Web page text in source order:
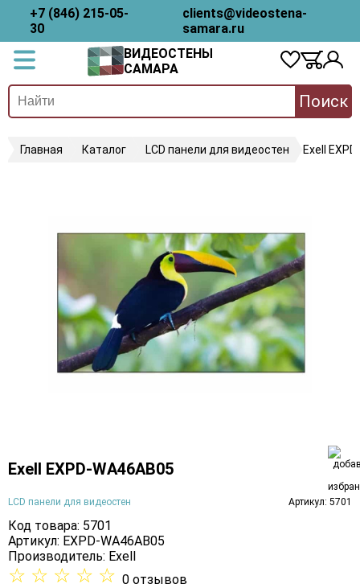
+7 (846) 215-05-
30
clients@videostena-
samara.ru
ВИДЕОСТЕНЫ
САМАРА
Поиск
Главная Каталог LCD панели для видеостен Exell
Exell EXPD-WA46AB05
LCD панели для видеостен Артикул: 5701
Код товара: 5701
Артикул: EXPD-WA46AB05
Производитель: Exell
☆ ☆ ☆ ☆ ☆ 0 отзывов